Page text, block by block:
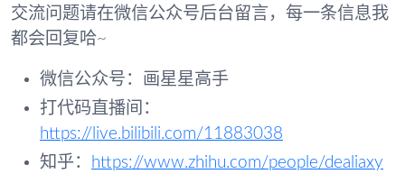
交流问题请在微信公众号后台留言，每一条信息我
都会回复哈~
微信公众号：画星星高手
打代码直播间：
https://live.bilibili.com/11883038
知乎：
https://www.zhihu.com/people/dealiaxy